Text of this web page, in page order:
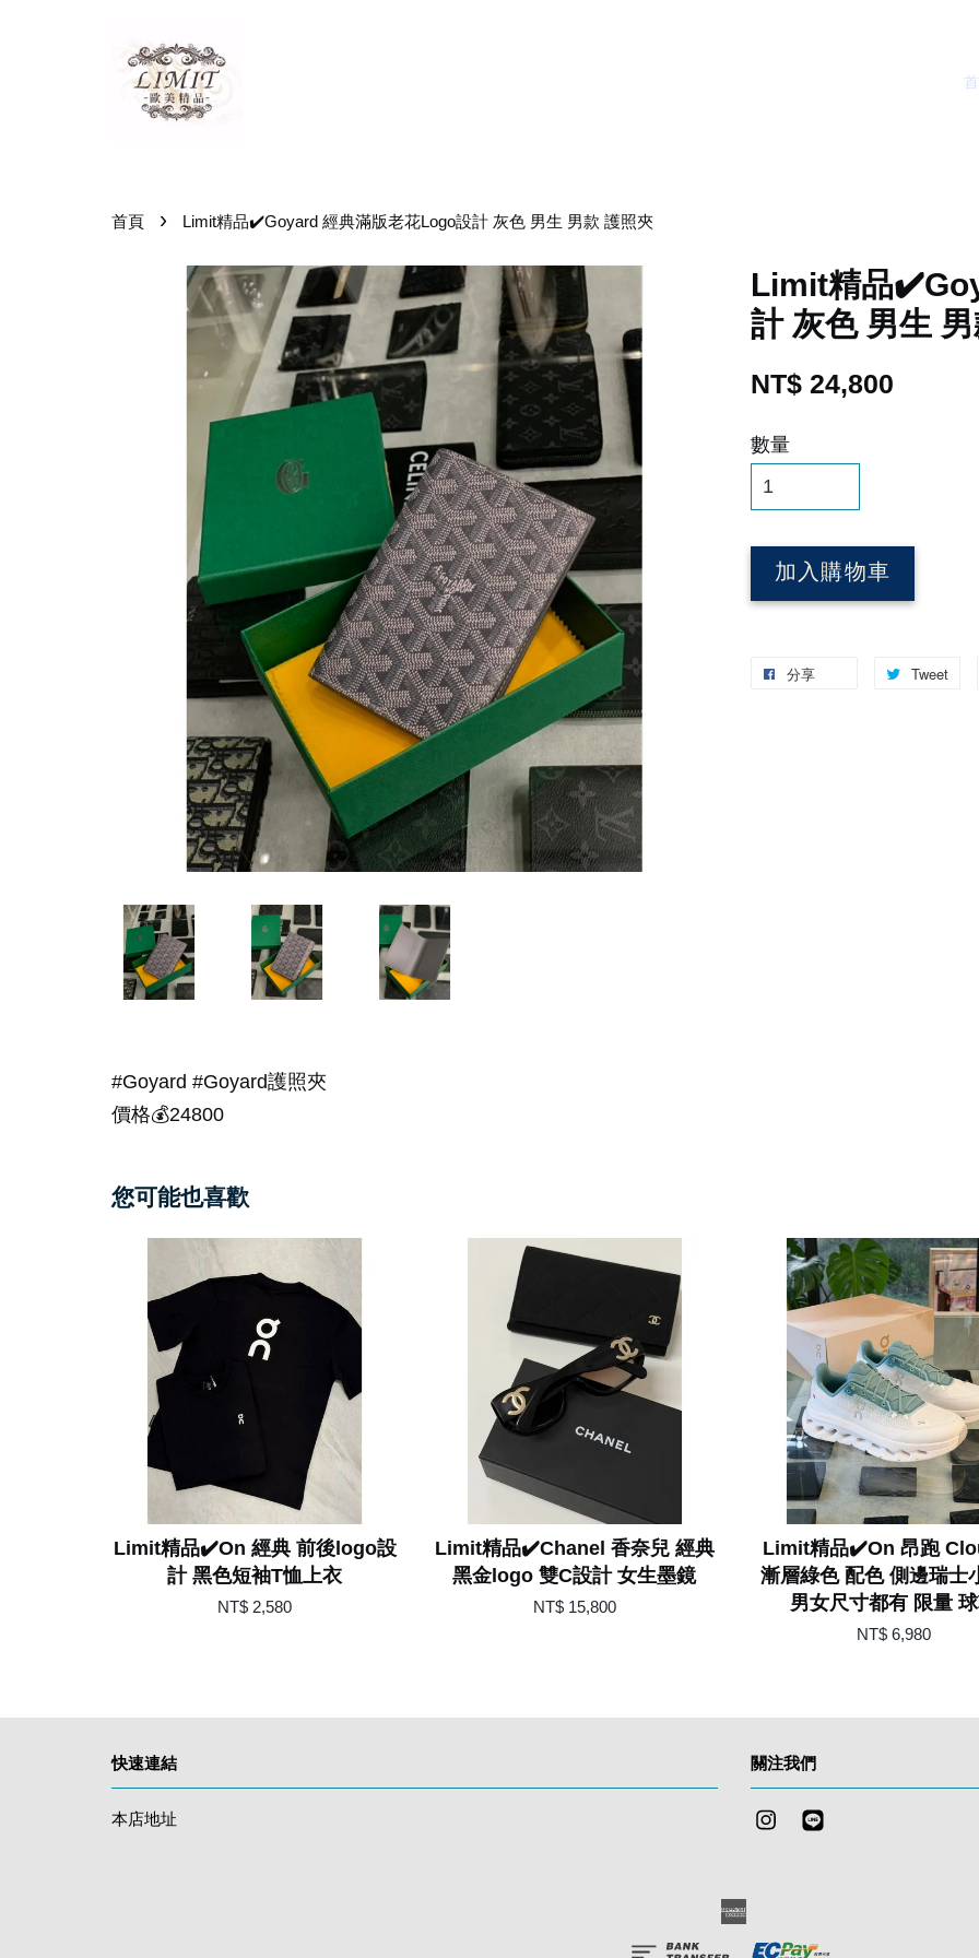
首頁 › Limit精品✔️Goyard 經典滿版老花Logo設計 灰色 男生 男款 護照夾
Limit精品
計 灰色 男生
NT$ 24,800
數量
加入購物車
分享 Tweet
#Goyard #Goyard護照夾
價格💰24800
您可能也喜歡
Limit精品✔️On 經典 前後logo設
計 黑色短袖T恤上衣
NT$ 2,580
Limit精品✔️Chanel 香奈兒 經典
黑金logo 雙C設計 女生墨鏡
NT$ 15,800
Limit精品✔️On 昂跑
漸層綠色 配色 側邊瑞士
男女尺寸都有 限量
NT$ 6,980
快速連結
本店地址
關注我們
Instagram